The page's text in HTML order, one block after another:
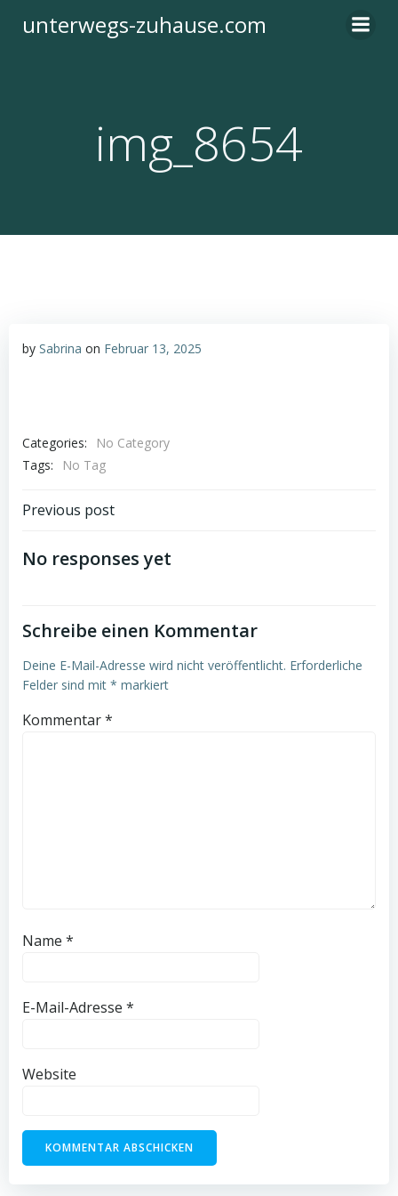
Inhalt
unterwegs-zuhause.com
img_8654
by Sabrina on Februar 13, 2025
Categories:
No Category
Tags:
No Tag
Post
navigation
Previous post
No responses yet
Schreibe einen Kommentar
Deine E-Mail-Adresse wird nicht veröffentlicht. Erforderliche
Felder sind mit * markiert
Kommentar*
Name *
E-Mail-Adresse *
Website